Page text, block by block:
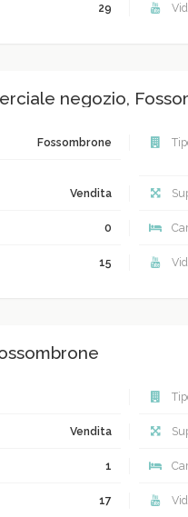
29
negozio,
Fossombrone
Vendita
0
15
Vendita
1
17